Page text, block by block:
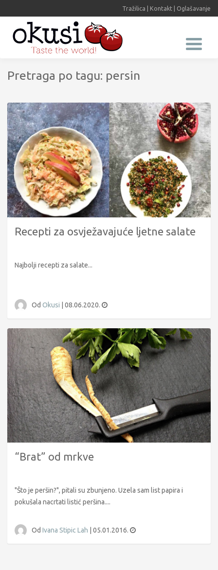
Tražilica Kontakt Oglašavanje
Pretraga po tagu: persin
Recepti za osvježavajuće ljetne salate
Najbolji recepti za salate...
Od Okusi | 08.06.2020.
“Brat” od mrkve
"Što je peršin?", pitali su zbunjeno. Uzela sam list papira i
pokušala nacrtati listić peršina....
Od Ivana Stipic Lah 05.01.2016.